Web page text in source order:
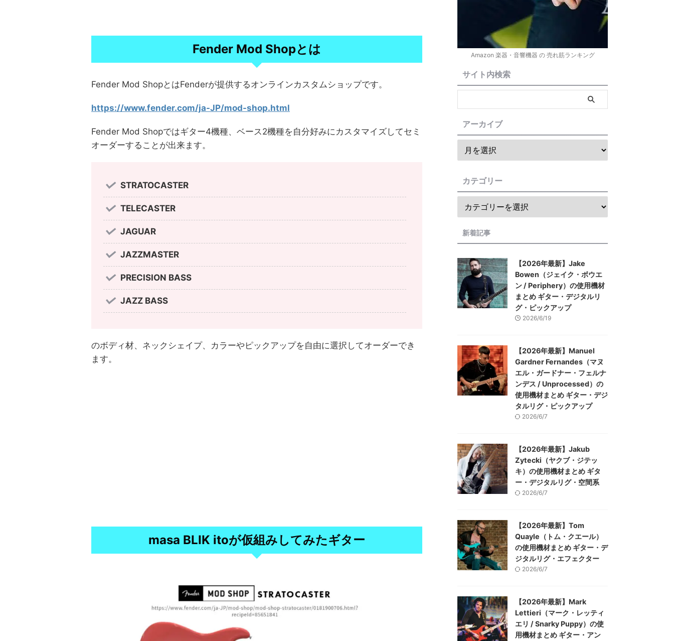
Fender Mod Shopとは
Fender Mod ShopとはFenderが提供するオンラインカスタムショップです。
https://www.fender.com/ja-JP/mod-shop.html
Fender Mod Shopではギター4機種、ベース2機種を自分好みにカスタマイズしてセミ
オーダーすることが出来ます。
STRATOCASTER
TELECASTER
JAGUAR
JAZZMASTER
PRECISION BASS
JAZZ BASS
のボディ材、ネックシェイプ、カラーやピックアップを自由に選択してオーダーでき
ます。
masa BLIK itoが仮組みしてみたギター
Amazon 楽器・音響機器 の 売れ筋ランキング
サイト内検索
アーカイブ
カテゴリー
新着記事
【2026年最新】Jake
Bowen（ジェイク・ボウエ
ン / Periphery）の使用機材
まとめ ギター・デジタルリ
グ・ピックアップ
2026/6/19
【2026年最新】Manuel
Gardner Fernandes（マヌ
エル・ガードナー・フェルナ
ンデス / Unprocessed）の
使用機材まとめ ギター・デジ
タルリグ・ピックアップ
2026/6/7
【2026年最新】Jakub
Zytecki（ヤクブ・ジテッ
キ）の使用機材まとめ ギタ
ー・デジタルリグ・空間系
2026/6/7
【2026年最新】Tom
Quayle（トム・クエール）
の使用機材まとめ ギター・デ
ジタルリグ・エフェクター
2026/6/7
【2026年最新】Mark
Lettieri（マーク・レッティ
エリ / Snarky Puppy）の使
用機材まとめ ギター・アン